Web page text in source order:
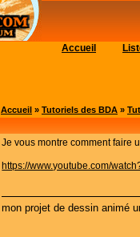
Accueil
Accueil » Tutoriels des BDA »
Je vous montre comment faire
https://www.youtube.com/
mon projet de dessin animé